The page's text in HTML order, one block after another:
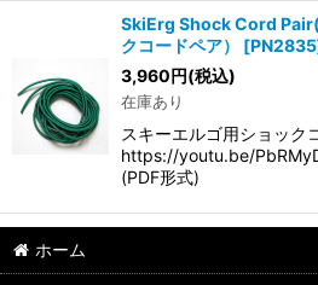
SkiErg Shock Cord
クコードペア）
[PN2835
3,960円(税込)
在庫あり
スキーエルゴ用ショック
https://youtu.be/
(PDF形式)
ホーム